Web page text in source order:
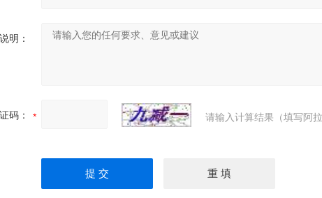
明：
码： 请输入计算结果（填写阿